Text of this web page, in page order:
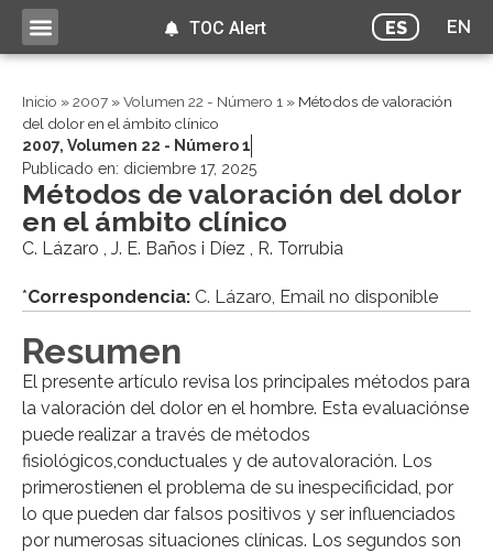
ES EN
TOC Alert
Inicio »2007 »Volumen 22 - Número 1 » Métodos de valoración
del dolor en el ámbito clínico
2007, Volumen 22 - Número 1
Publicado en: diciembre 17, 2025
Métodos de valoración del dolor
en el ámbito clínico
C. Lázaro , J. E. Baños i Díez , R. Torrubia
*Correspondencia: C. Lázaro, Email no disponible
Resumen
El presente artículo revisa los principales métodos para
la valoración del dolor en el hombre. Esta evaluaciónse
puede realizar a través de métodos
fisiológicos,conductuales y de autovaloración. Los
primerostienen el problema de su inespecificidad, por
lo que pueden dar falsos positivos y ser influenciados
por numerosas situaciones clínicas. Los segundos son